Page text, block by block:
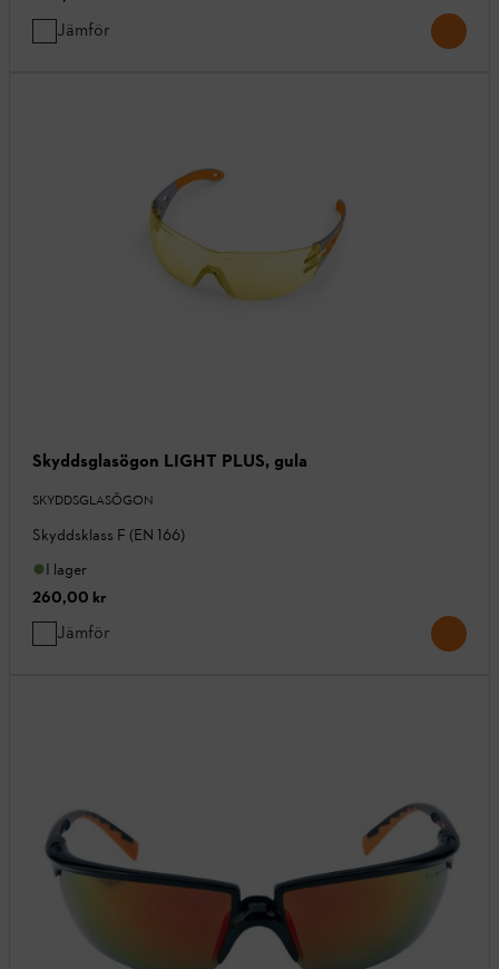
Jämför
Skyddsglasögon LIGHT PLUS, gula
SKYDDSGLASÖGON
Skyddsklass F (EN 166)
I lager
260,00 kr
Jämför